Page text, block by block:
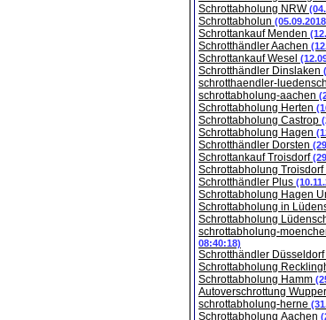
Schrottabholung NRW
Schrottabholun
Schrottankauf Menden
Schrotthändler Aachen
Schrottankauf Wesel
Schrotthändler Dinslaken
schrotthaendler-
schrottabholung-aachen
Schrottabholung Herten
Schrottabholung Castrop
Schrottabholung Hagen
Schrotthändler Dorsten
Schrottankauf Troisdorf
Schrottabholung Troisdorf
Schrotthändler Plus
Schrottabholung Hagen
Schrottabholung in
Schrottabholung
schrottabholung-
08:40:18)
Schrotthändler Düsseldorf
Schrottabholung
Schrottabholung Hamm
Autoverschrottung
schrottabholung-herne
Schrottabholung Aachen